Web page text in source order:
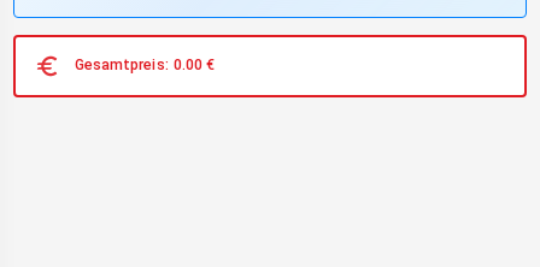
Gesamtpreis: 0.00 €